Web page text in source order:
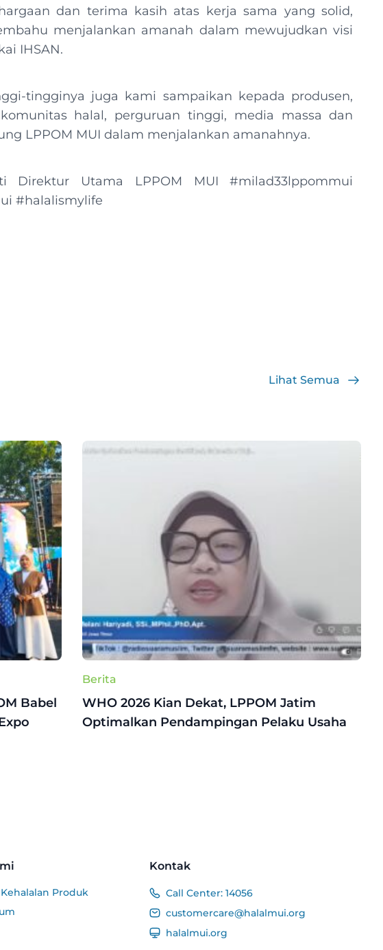
dan terima kasih atas kerja sama yang solid,
menjalankan amanah dalam mewujudkan visi
IHSAN.
tingginya juga kami sampaikan kepada produsen,
halal, perguruan tinggi, media massa dan
LPPOM MUI dalam menjalankan amanahnya.
Direktur Utama LPPOM MUI #milad33lppommui
#halalismylife
Lihat Semua
Babel
Berita
WHO 2026 Kian Dekat, LPPOM Jatim
Optimalkan Pendampingan Pelaku Usaha
Produk
Kontak
Call Center: 14056
customercare@halalmui.org
halalmui.org